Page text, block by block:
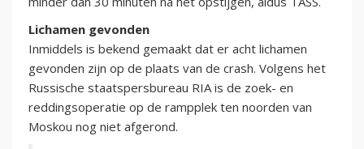
Lichamen gevonden
Inmiddels is bekend gemaakt dat er acht lichamen
gevonden zijn op de plaats van de crash. Volgens het
Russische staatspersbureau RIA is de zoek- en
reddingsoperatie op de rampplek ten noorden van
Moskou nog niet afgerond.